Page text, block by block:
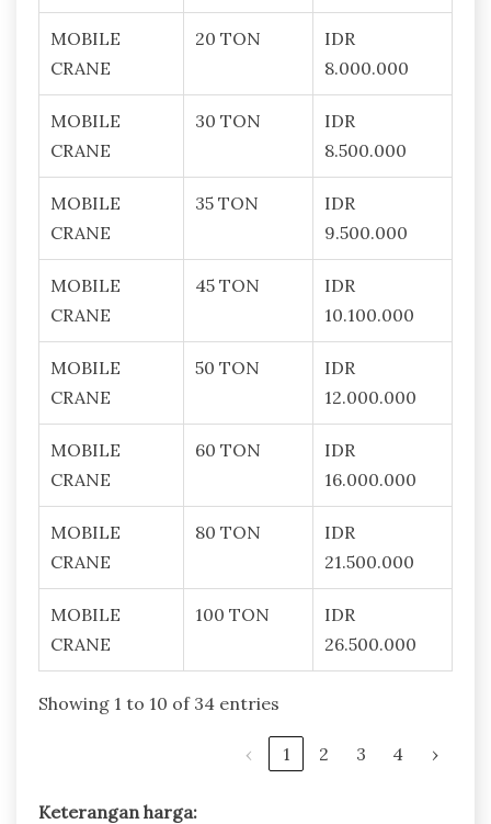
MOBILE
CRANE
20 TON
IDR
8.000.000
MOBILE
CRANE
30 TON
IDR
8.500.000
MOBILE
CRANE
35 TON
IDR
9.500.000
MOBILE
CRANE
45 TON
IDR
10.100.000
MOBILE
CRANE
50 TON
IDR
12.000.000
MOBILE
CRANE
60 TON
IDR
16.000.000
MOBILE
CRANE
80 TON
IDR
21.500.000
MOBILE
CRANE
100 TON
IDR
26.500.000
Showing 1 to 10 of 34 entries
‹ 1 2 3 4 ›
Keterangan harga: